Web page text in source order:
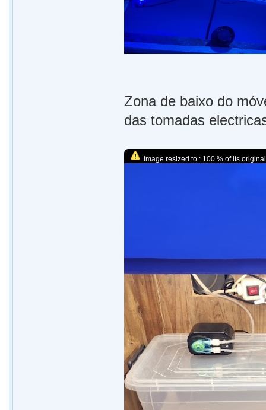
Zona de baixo do
das tomadas
Image resized to : 100 % of its